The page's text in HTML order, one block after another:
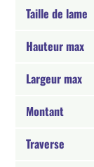
Taille de lame
Hauteur max
Largeur max
Montant
Traverse